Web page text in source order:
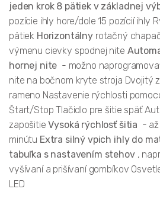
jeden krok 8 pätiek v základnej
pozície ihly hore/dole 15 pozícií ihly
pätiek Horizontálnyrotačný
výmenu cievky spodnej nite
hornej nite - možno
nite na bočnom kryte stroja Dvojitý
rameno Nastavenie rýchlosti
Štart/Stop Tlačidlo pre šitie späť
zapošitieVysoká rýchlosť šitia -
minútu Extra silný vpich ihly do
tabuľka s nastavením stehov,
vyšívaní a prišívaní gombíkov
LED